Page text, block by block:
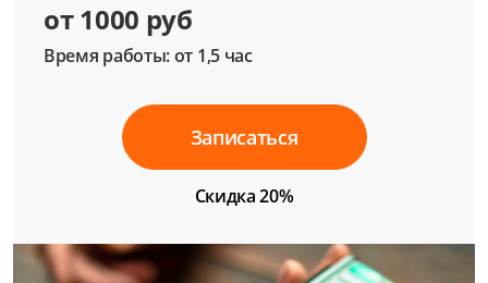
от 1000 руб
Время работы: от 1,5 час
Записаться
Скидка 20%